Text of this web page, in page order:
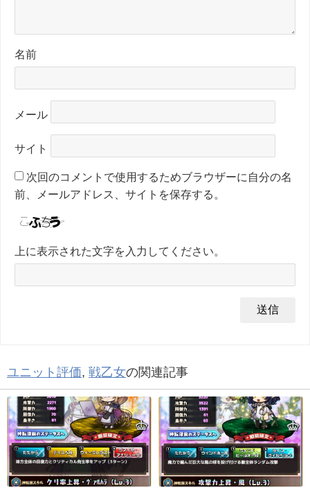
名前
メール
サイト
次回のコメントで使用するためブラウザーに自分の名
前、メールアドレス、サイトを保存する。
上に表示された文字を入力してください。
ユニット評価, 戦乙女の関連記事